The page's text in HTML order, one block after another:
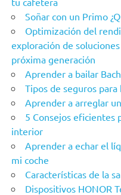
Soñar con un Primo
Optimización del
exploración de
próxima generación
Aprender a bailar
Tipos de seguros para
Aprender a arreglar
5 Consejos eficientes
interior
Aprender a echar el
mi coche
Características de la
Dispositivos HONOR